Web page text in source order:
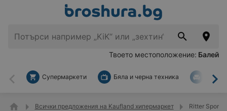
Твоето местоположение: Балей
Назад
Супермаркети Бяла и черна техника За
Всички предложения на Kaufland хипермаркет Ritter Sport